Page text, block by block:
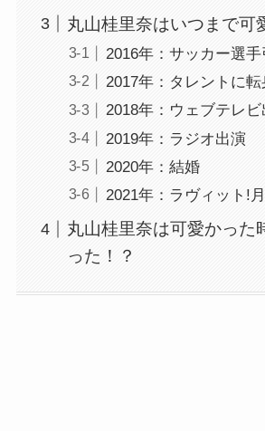
丸山桂里奈はいつまで可
2016年：サッカー選手
2017年：タレントに転
2018年：ウェブテレビ
2019年：ラジオ出演
2020年：結婚
2021年：ラヴィット!
丸山桂里奈は可愛かった
った！？